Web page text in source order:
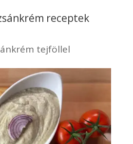
receptek
tejföllel